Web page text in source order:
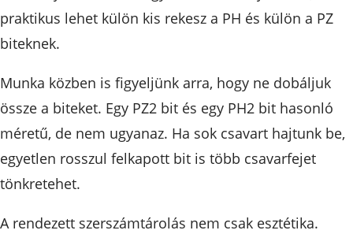
praktikus lehet külön kis rekesz a PH és külön a PZ
biteknek.
Munka közben is figyeljünk arra, hogy ne dobáljuk
össze a biteket. Egy PZ2 bit és egy PH2 bit hasonló
méretű, de nem ugyanaz. Ha sok csavart hajtunk be,
egyetlen rosszul felkapott bit is több csavarfejet
tönkretehet.
A rendezett szerszámtárolás nem csak esztétika.